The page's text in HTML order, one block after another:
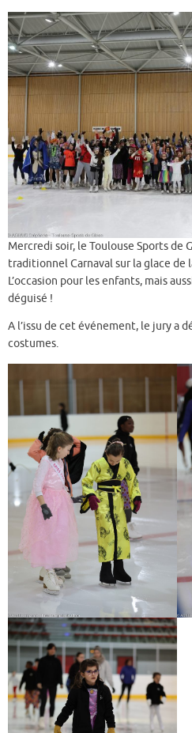
c
e
b
o
o
k
w
it
te
r
m
ai
l
ar
ta
g
er
Mercredi soir, le Toulouse Sports de
traditionnel Carnaval sur la glace de
L’occasion pour les enfants, mais
déguisé !
A l’issu de cet événement, le jury a
costumes.